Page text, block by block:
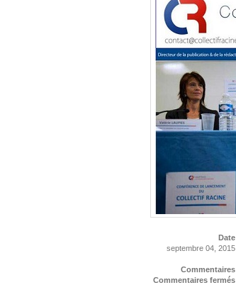
Date
septembre 04, 2015
Commentaires
Commentaires fermés